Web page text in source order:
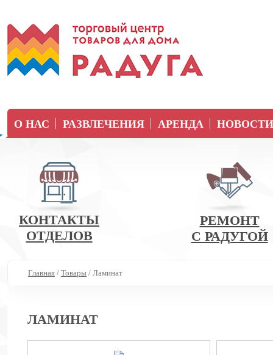
О НАС РАЗВЛЕЧЕНИЯ АРЕНДА НОВОСТИ
КОНТАКТЫ
ОТДЕЛОВ
РЕМОНТ
С РАДУГОЙ
Главная / Товары / Ламинат
ЛАМИНАТ